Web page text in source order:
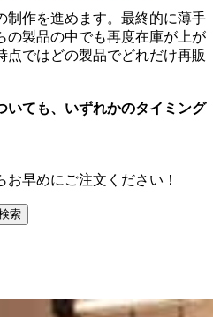
制作を進めます。最終的に薄手
の製品の中でも再度在庫が上が
点ではどの製品でどれだけ再販
いても、いずれかのタイミング
早めにご注文ください！